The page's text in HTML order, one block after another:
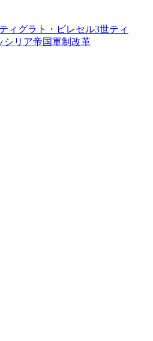
ティグラト・ピレセル3世ティ
シリア帝国軍制改革